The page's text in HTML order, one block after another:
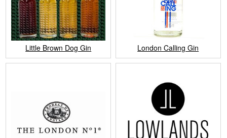
Little Brown Dog Gin London Calling Gin